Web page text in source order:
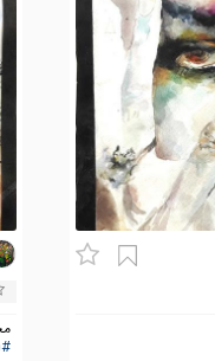
#Mahya.sh.pآبرنگ